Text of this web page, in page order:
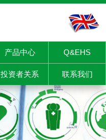
产品中心 Q&EHS
投资者关系 联系我们